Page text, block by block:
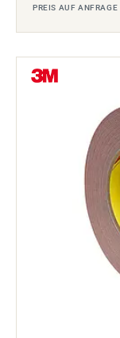
PREIS AUF ANFRAGE